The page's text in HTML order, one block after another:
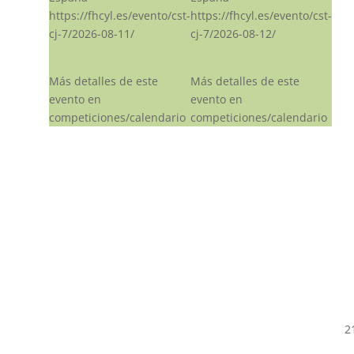
https://fhcyl.es/evento/cst-
cj-7/2026-08-11/
Más detalles de este
evento en
competiciones/calendario
https://fhcyl.es/evento/cst-
cj-7/2026-08-12/
Más detalles de este
evento en
competiciones/calendario